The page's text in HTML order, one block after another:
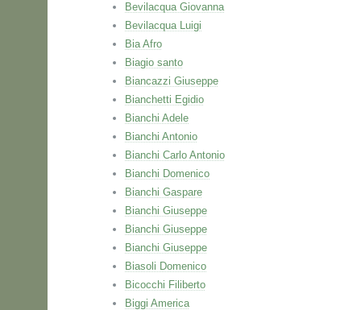
Bevilacqua Giovanna
Bevilacqua Luigi
Bia Afro
Biagio santo
Biancazzi Giuseppe
Bianchetti Egidio
Bianchi Adele
Bianchi Antonio
Bianchi Carlo Antonio
Bianchi Domenico
Bianchi Gaspare
Bianchi Giuseppe
Bianchi Giuseppe
Bianchi Giuseppe
Biasoli Domenico
Bicocchi Filiberto
Biggi America